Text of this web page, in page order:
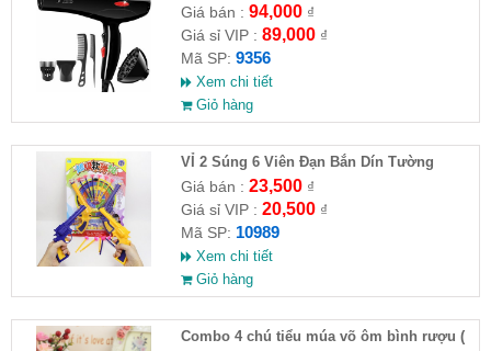
Giá bán : 94,000₫
Giá sỉ VIP : 89,000₫
Mã SP: 9356
Xem chi tiết
Giỏ hàng
VỈ 2 Súng 6 Viên Đạn Bắn Dín Tường
Giá bán : 23,500₫
Giá sỉ VIP : 20,500₫
Mã SP: 10989
Xem chi tiết
Giỏ hàng
Combo 4 chú tiểu múa võ ôm bình rượu (